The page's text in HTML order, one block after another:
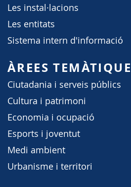
Les instal·lacions
Les entitats
Sistema intern d'informació
ÀREES
Ciutadania i serveis públics
Cultura i patrimoni
Economia i ocupació
Esports i joventut
Medi ambient
Urbanisme i territori